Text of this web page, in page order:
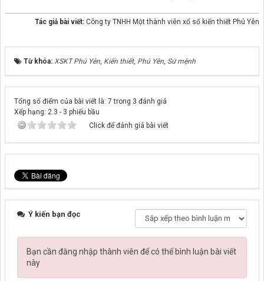
Tác giả bài viết: Công ty TNHH Một thành viên xổ số kiến thiết Phú Yên
Từ khóa: XSKT Phú Yên, Kiến thiết, Phú Yên, Sứ mệnh
Tổng số điểm của bài viết là: 7 trong 3 đánh giá
Xếp hạng: 2.3 - 3 phiếu bầu
Click để đánh giá bài viết
Ý kiến bạn đọc
Bạn cần đăng nhập thành viên để có thể bình luận bài viết
này